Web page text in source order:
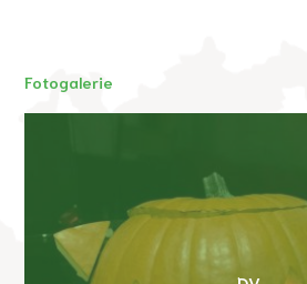
Fotogalerie